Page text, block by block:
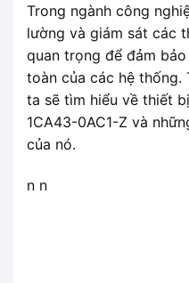
Trong ngành công
lường và giám sát các
quan trọng để đảm
toàn của các hệ thống.
ta sẽ tìm hiểu về thiết
1CA43-0AC1-Z và
của nó.
n n